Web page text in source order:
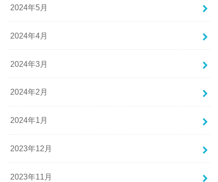
2024年5月
2024年4月
2024年3月
2024年2月
2024年1月
2023年12月
2023年11月